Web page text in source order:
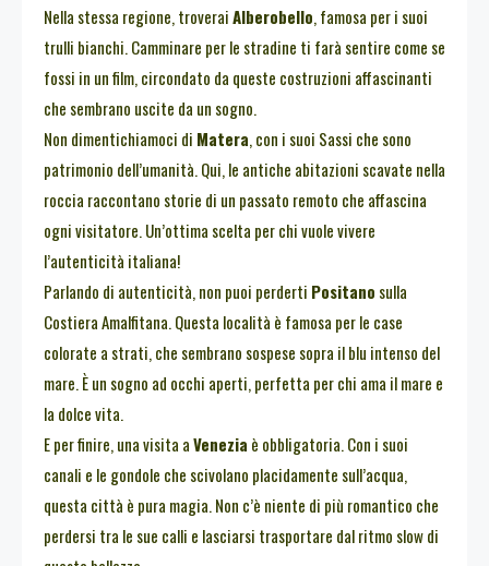
Nella stessa regione, troveraiAlberobello, famosa per i suoi
trulli bianchi. Camminare per le stradine ti farà sentire come se
fossi in un film, circondato da queste costruzioni affascinanti
che sembrano uscite da un sogno.
Non dimentichiamoci di Matera, con i suoi Sassi che sono
patrimonio dell’umanità. Qui, le antiche abitazioni scavate nella
roccia raccontano storie di un passato remoto che affascina
ogni visitatore. Un’ottima scelta per chi vuole vivere
l’autenticità italiana!
Parlando di autenticità, non puoi perderti Positano sulla
Costiera Amalfitana. Questa località è famosa per le case
colorate a strati, che sembrano sospese sopra il blu intenso del
mare. È un sogno ad occhi aperti, perfetta per chi ama il mare e
la dolce vita.
E per finire, una visita aVenezia è obbligatoria. Con i suoi
canali e le gondole che scivolano placidamente sull’acqua,
questa città è pura magia. Non c’è niente di più romantico che
perdersi tra le sue calli e lasciarsi trasportare dal ritmo slow di